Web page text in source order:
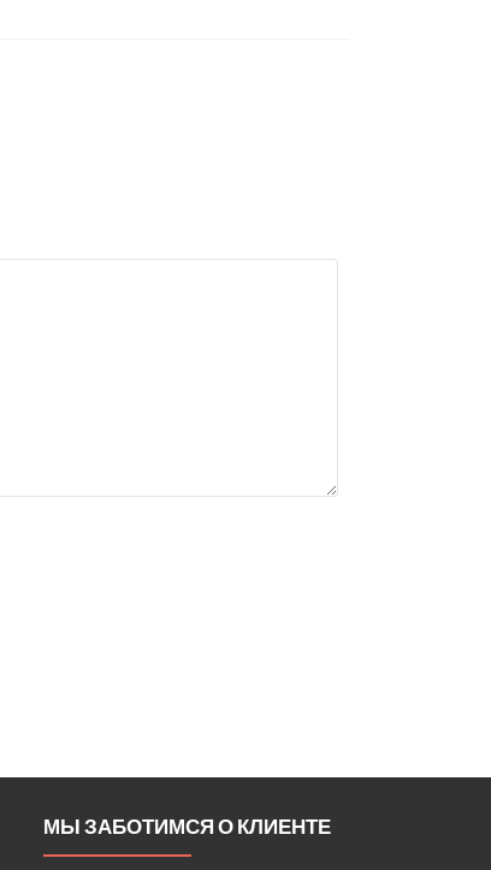
МЫ ЗАБОТИМСЯ О КЛИЕНТЕ